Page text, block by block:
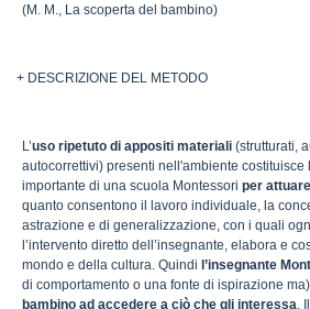
(M. M., La scoperta del bambino)
+ DESCRIZIONE DEL METODO
L’uso ripetuto di appositi materiali (strutturati,
autocorrettivi) presenti nell'ambiente costituisce
importante di una scuola Montessori per
quanto consentono il lavoro individuale, la
astrazione e di generalizzazione, con i quali
l’intervento diretto dell’insegnante, elabora e
mondo e della cultura. Quindi l’insegnante
di comportamento o una fonte di ispirazione ma)
bambino ad accedere a ciò che gli interessa.